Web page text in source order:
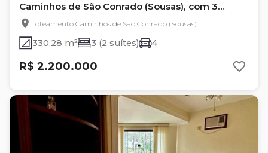
Caminhos de São Conrado (Sousas), com 3
quartos
Loteamento Caminhos de São Conrado (Sousas)
330.28 m² 3 (2 suítes) 4
R$ 2.200.000